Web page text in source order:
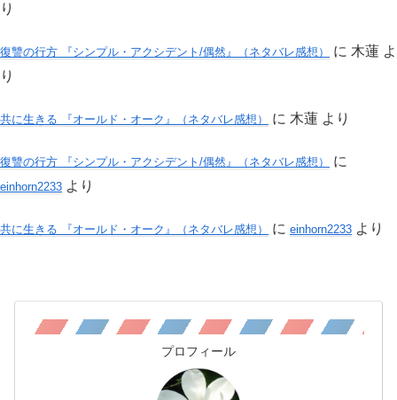
り
復讐の行方 『シンプル・アクシデント/偶然』（ネタバレ感想） に 木蓮 よ
り
共に生きる 『オールド・オーク』（ネタバレ感想） に 木蓮 より
復讐の行方 『シンプル・アクシデント/偶然』（ネタバレ感想） に
einhorn2233 より
共に生きる 『オールド・オーク』（ネタバレ感想） に einhorn2233 より
プロフィール